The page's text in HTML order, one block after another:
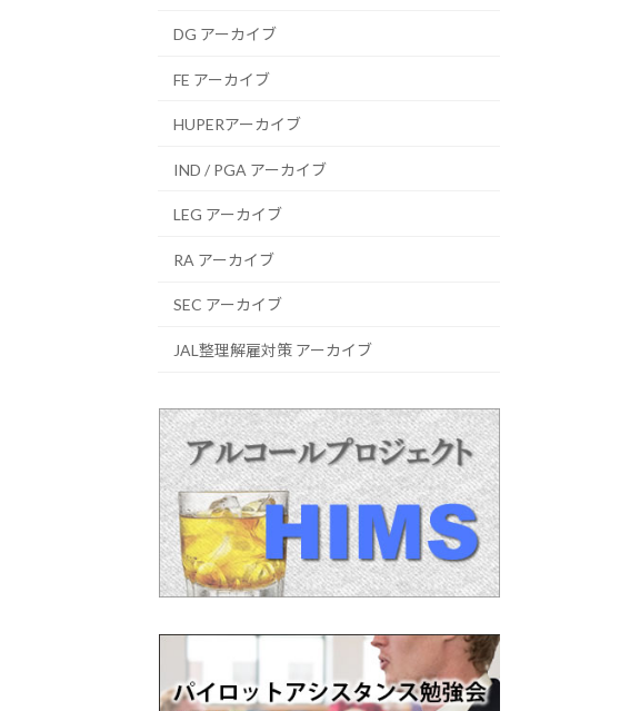
DG アーカイブ
FE アーカイブ
HUPERアーカイブ
IND / PGA アーカイブ
LEG アーカイブ
RA アーカイブ
SEC アーカイブ
JAL整理解雇対策 アーカイブ